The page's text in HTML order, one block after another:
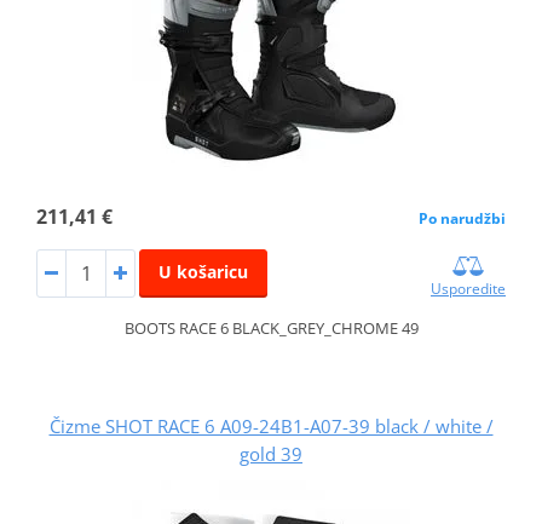
211,41 € Po narudžbi
U košaricu
Usporedite
BOOTS RACE 6 BLACK_GREY_CHROME 49
Čizme SHOT RACE 6 A09-24B1-A07-39 black / white /
gold 39